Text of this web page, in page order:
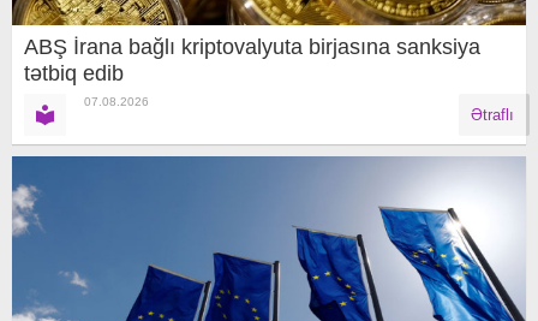
ABŞ İrana bağlı kriptovalyuta birjasına sanksiya
tətbiq edib
07.08.2026
Ətraflı